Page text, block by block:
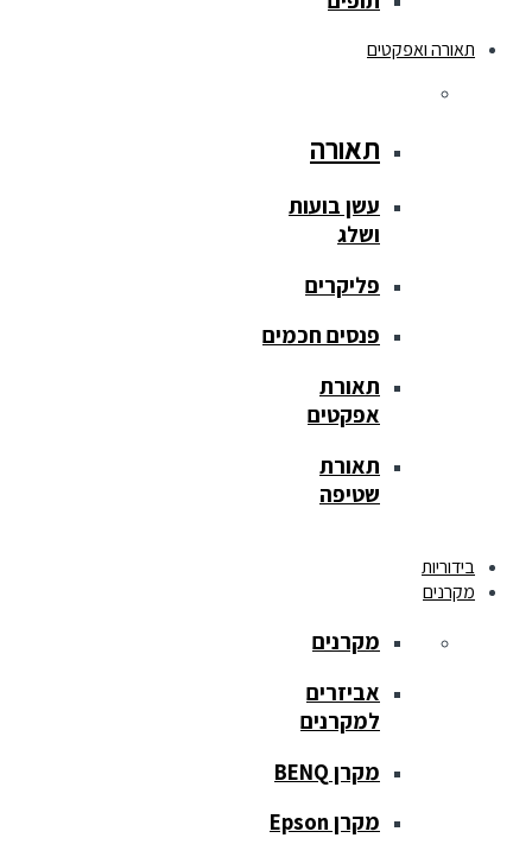
תאורה ואפקטים
תאורה
עשן בועות
ושלג
פליקרים
פנסים חכמים
תאורת
אפקטים
תאורת
שטיפה
בידוריות
מקרנים
מקרנים
אביזרים
למקרנים
מקרן BENQ
מקרן Epson